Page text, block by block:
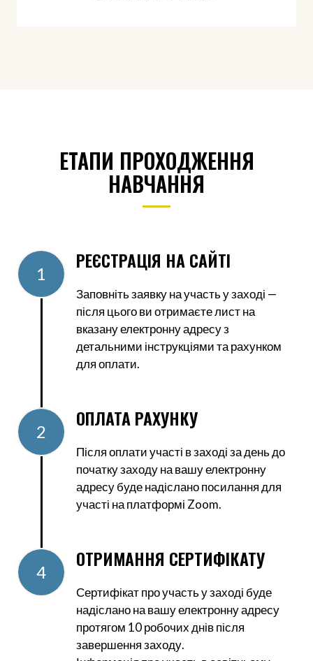
ЕТАПИ ПРОХОДЖЕННЯ
НАВЧАННЯ
1
РЕЄСТРАЦІЯ НА САЙТІ
Заповніть заявку на участь у заході —
після цього ви отримаєте лист на
вказану електронну адресу з
детальними інструкціями та рахунком
для оплати.
2
ОПЛАТА РАХУНКУ
Після оплати участі в заході за день до
початку заходу на вашу електронну
адресу буде надіслано посилання для
участі на платформі Zoom.
4
ОТРИМАННЯ СЕРТИФІКАТУ
Сертифікат про участь у заході буде
надіслано на вашу електронну адресу
протягом 10 робочих днів після
завершення заходу.